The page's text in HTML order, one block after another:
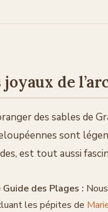
joyaux de
des sables de
sont
est tout aussi
Guide des Plages :
les pépites de